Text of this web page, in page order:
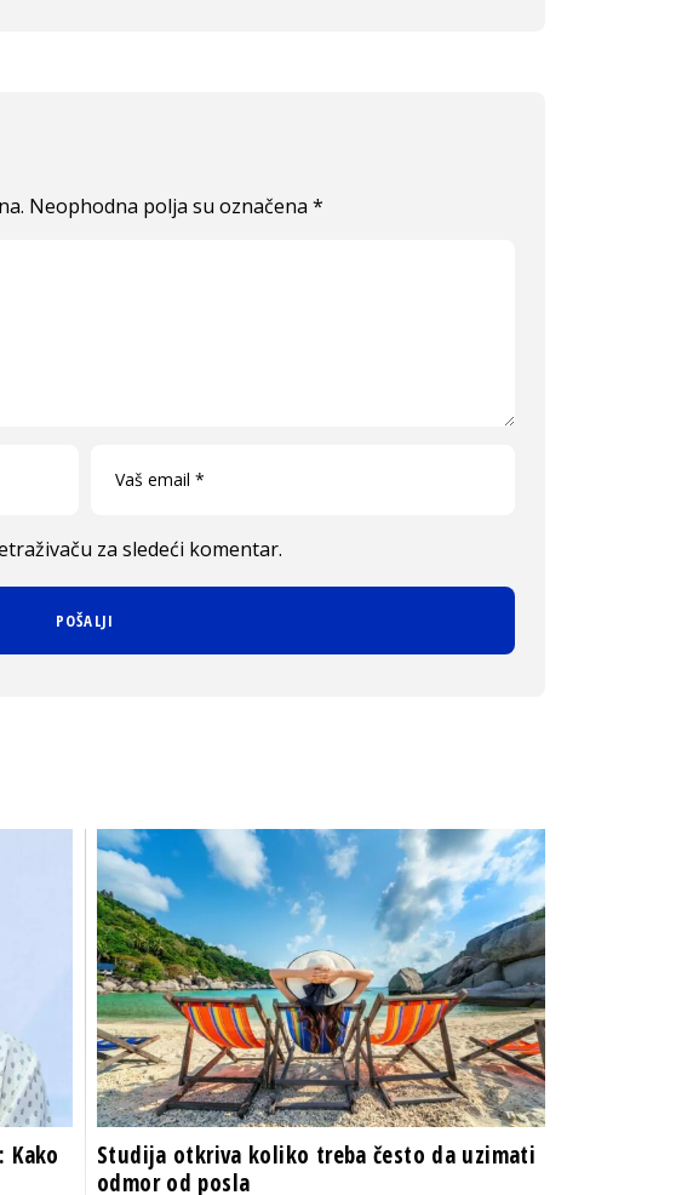
Neophodna polja su označena *
za sledeći komentar.
Studija otkriva koliko treba često da uzimati
odmor od posla